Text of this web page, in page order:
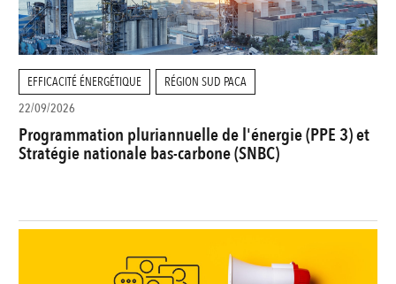
EFFICACITÉ ÉNERGÉTIQUE
RÉGION SUD PACA
22/09/2026
Programmation pluriannuelle de l'énergie (PPE 3) et
Stratégie nationale bas-carbone (SNBC)